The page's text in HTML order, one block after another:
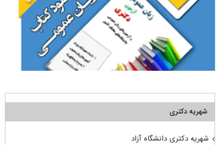
شهریه دکتری
شهریه دکتری دانشگاه آزاد